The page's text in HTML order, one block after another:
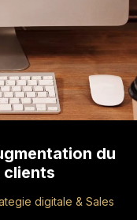
clients
digitale & Sales